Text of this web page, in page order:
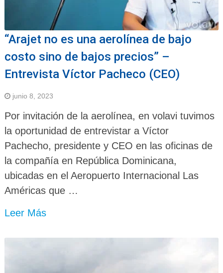
“Arajet no es una aerolínea de bajo
costo sino de bajos precios” –
Entrevista Víctor Pacheco (CEO)
junio 8, 2023
Por invitación de la aerolínea, en volavi tuvimos
la oportunidad de entrevistar a Víctor
Pachecho, presidente y CEO en las oficinas de
la compañía en República Dominicana,
ubicadas en el Aeropuerto Internacional Las
Américas que …
Leer Más